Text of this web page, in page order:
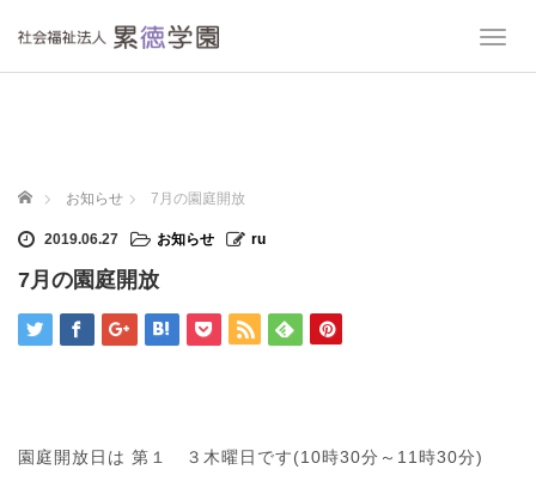
T
ホーム お知らせ 7月の園庭開放
2019.06.27 お知らせ ru
7月の園庭開放
園庭開放日は 第１ ３木曜日です(10時30分～11時30分)